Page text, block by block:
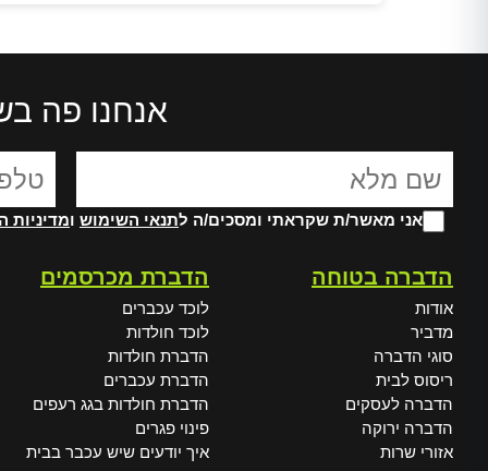
אנחנו פה
אני מאשר/ת שקראתי ומסכים/ה לתנאי השימוש ומדיניות
הדברה בטוחה
אודות
מדביר
סוגי הדברה
ריסוס לבית
הדברה לעסקים
הדברה ירוקה
אזורי שרות
הדברת מכרסמים
לוכד עכברים
לוכד חולדות
הדברת חולדות
הדברת עכברים
הדברת חולדות בגג רעפים
פינוי פגרים
איך יודעים שיש עכבר בבית